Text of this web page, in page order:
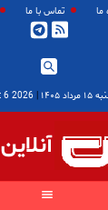
ما تماس با ما
۱۴۰۵ |
2026 August 6
آنلاین